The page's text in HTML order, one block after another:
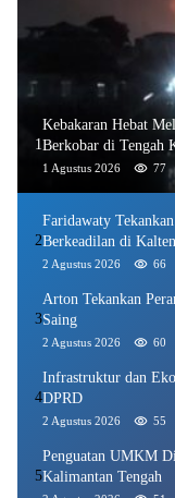
1
Kebakaran Hebat
Berkobar di Tengah
1 Agustus 2026 77
2
Faridawaty
Berkeadilan di
2 Agustus 2026 66
3
Arton Tekankan
Saing
2 Agustus 2026 60
4
Infrastruktur dan
DPRD
2 Agustus 2026 55
5
Penguatan UMKM
Kalimantan Tengah